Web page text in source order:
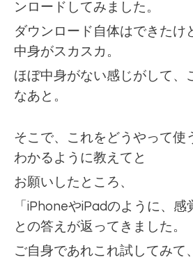
ンロードしてみました。
ダウンロード自体はできたけ
中身がスカスカ。
ほぼ中身がない感じがして、
なあと。
そこで、これをどうやって使
わかるように教えてと
お願いしたところ、
「iPhoneやiPadのように、感
との答えが返ってきました。
ご自身であれこれ試してみて